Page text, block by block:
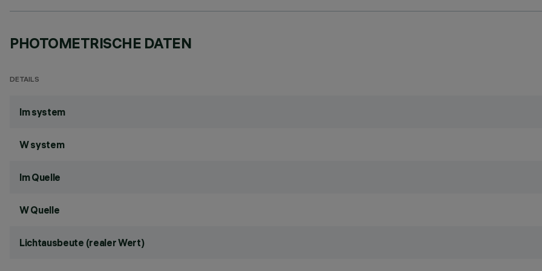
PHOTOMETRISCHE DATEN
DETAILS
lm system
W system
lm Quelle
W Quelle
Lichtausbeute (realer Wert)